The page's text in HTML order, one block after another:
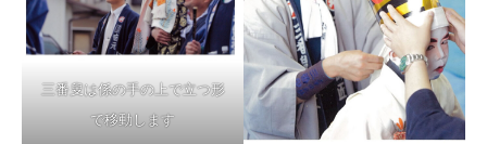
三番叟は係の手の上で立つ形
で移動します